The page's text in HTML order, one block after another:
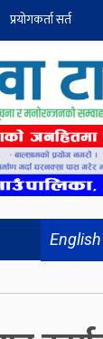
प्रयोगकर्ता सर्त
English